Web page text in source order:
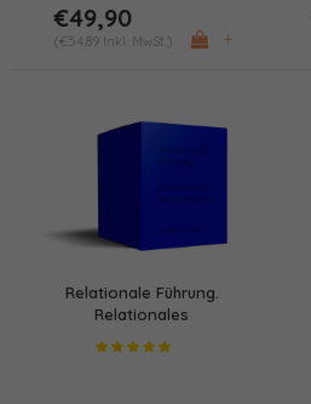
€49,90
(€54,89 Inkl. MwSt.) +
Relationale Führung.
Relationales